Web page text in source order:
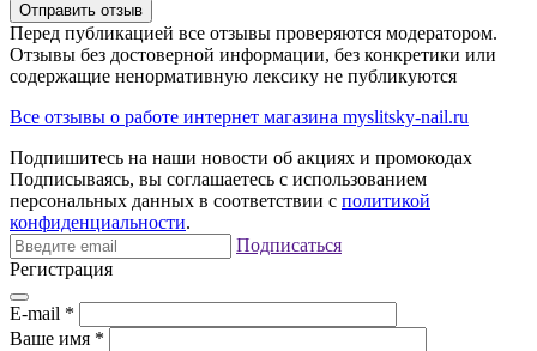
Отправить отзыв
Перед публикацией все отзывы проверяются модератором.
Отзывы без достоверной информации, без конкретики или
содержащие ненормативную лексику не публикуются
Все отзывы о работе интернет магазина myslitsky-nail.ru
Подпишитесь на наши новости об акциях и промокодах
Подписываясь, вы соглашаетесь с использованием
персональных данных в соответствии с политикой
конфиденциальности.
Подписаться
Регистрация
E-mail *
Ваше имя *